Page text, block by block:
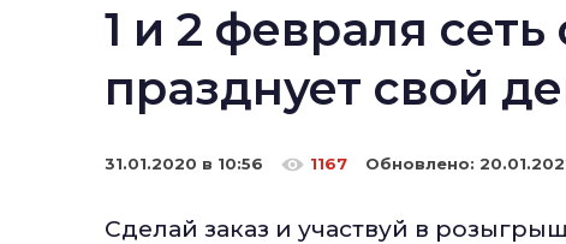
1 и 2 февраля
празднует свой
31.01.2020 в 10:56 1167 Обновлено:
Сделай заказ и участвуй в